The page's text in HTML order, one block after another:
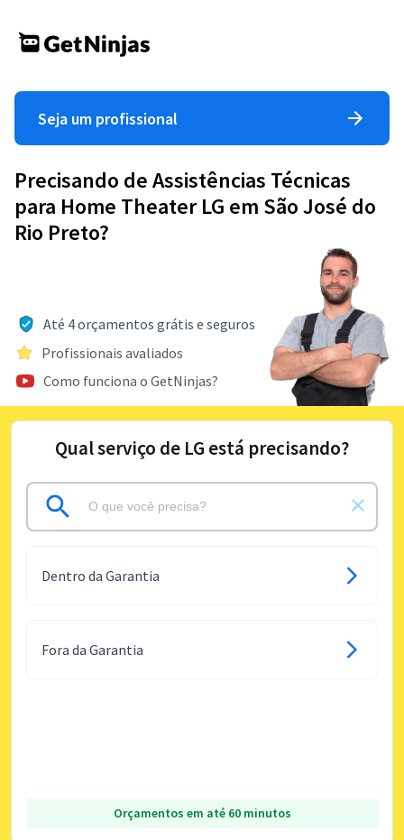
Seja um profissional
Precisando de Assistências Técnicas
para Home Theater LG em São José do
Rio Preto?
Até 4 orçamentos grátis e seguros
Profissionais avaliados
Como funciona o GetNinjas?
Qual serviço de LG está precisando?
Dentro da Garantia
Fora da Garantia
Orçamentos em até 60 minutos